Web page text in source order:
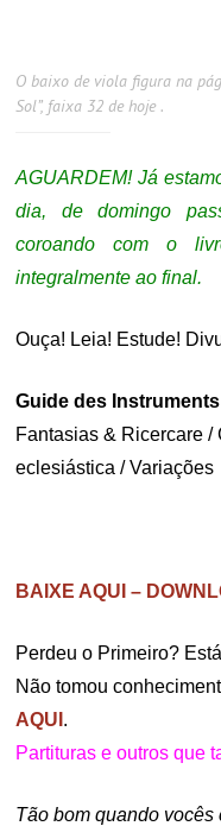
O baixo de viola figura na
Sol”, faixa 32 de hoje .
AGUARDEM! Já
dia, de domingo
coroando com o
integralmente ao final.
Ouça! Leia! Estude!
Guide des
Fantasias & Ricercare
eclesiástica / Variações
BAIXE AQUI –
Perdeu o Primeiro? Está
Não tomou
AQUI .
Partituras e outros que
Tão bom quando